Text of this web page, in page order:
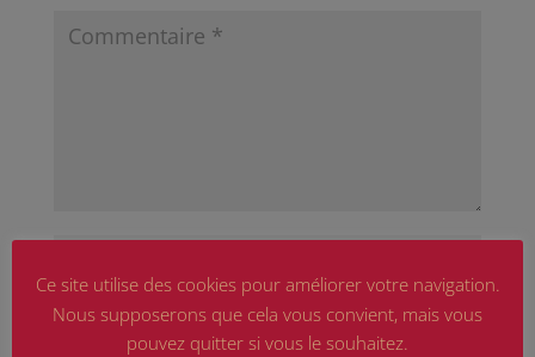
Ce site utilise des cookies pour améliorer votre navigation.
Nous supposerons que cela vous convient, mais vous
pouvez quitter si vous le souhaitez.